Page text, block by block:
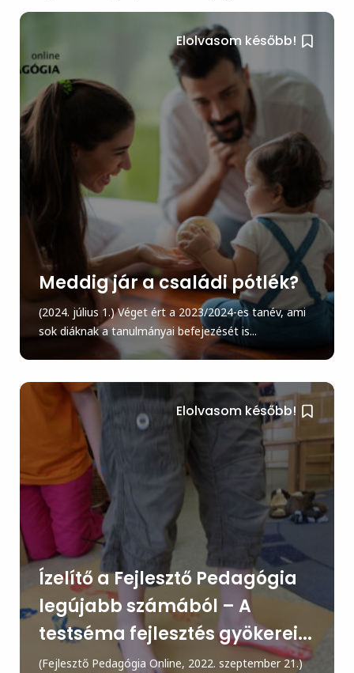
Elolvasom később!
Meddig jár a családi pótlék?
(2024. július 1.) Véget ért a 2023/2024-es tanév, ami
sok diáknak a tanulmányai befejezését is...
Elolvasom később!
Ízelítő a Fejlesztő Pedagógia
legújabb számából – A
testséma fejlesztés gyökerei...
(Fejlesztő Pedagógia Online, 2022. szeptember 21.)